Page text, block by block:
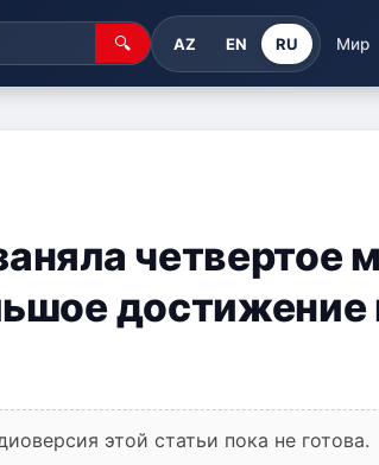
🔍 AZ EN RU Мир
четвертое
этой статьи пока не готова.